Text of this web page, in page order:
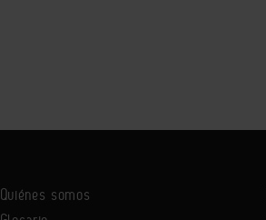
Quiénes somos